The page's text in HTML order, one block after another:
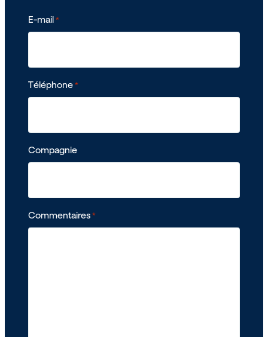
E-mail *
Téléphone *
Compagnie
Commentaires *